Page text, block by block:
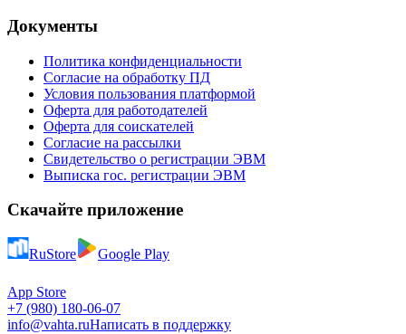
Документы
Политика конфиденциальности
Согласие на обработку ПД
Условия пользования платформой
Оферта для работодателей
Оферта для соискателей
Согласие на рассылки
Свидетельство о регистрации ЭВМ
Выписка гос. регистрации ЭВМ
Скачайте приложение
RuStore Google Play
App Store
+7 (980) 180-06-07
info@vahta.ruНаписать в поддержку